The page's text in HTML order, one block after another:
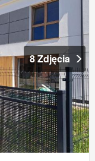
8 Zdjęcia